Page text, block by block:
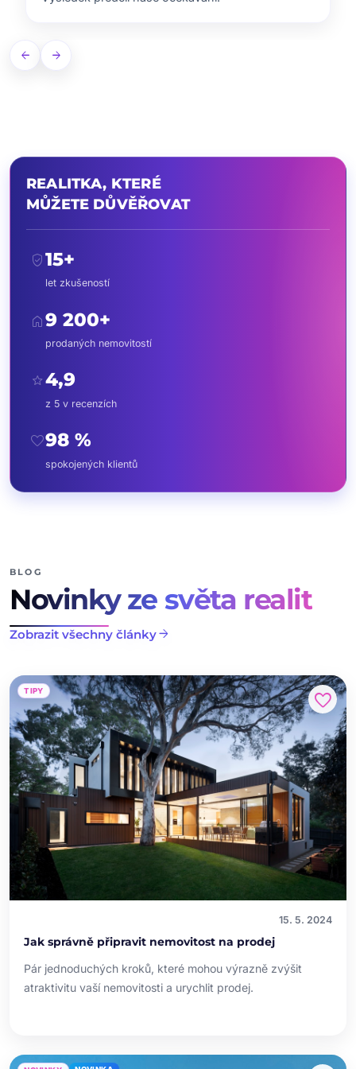
arrow_back arrow_forward
REALITKA, KTERÉ
MŮŽETE DŮVĚŘOVAT
verified_user15+
let zkušeností
home9 200+
prodaných nemovitostí
star4,9
z 5 v recenzích
favorite98 %
spokojených klientů
BLOG
Novinky ze světa realit
Zobrazit všechny článkyarrow_forward
TIPY favorite
15. 5. 2024
Jak správně připravit nemovitost na prodej
Pár jednoduchých kroků, které mohou výrazně zvýšit
atraktivitu vaší nemovitosti a urychlit prodej.